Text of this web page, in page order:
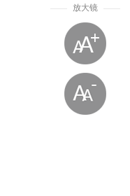
放大镜